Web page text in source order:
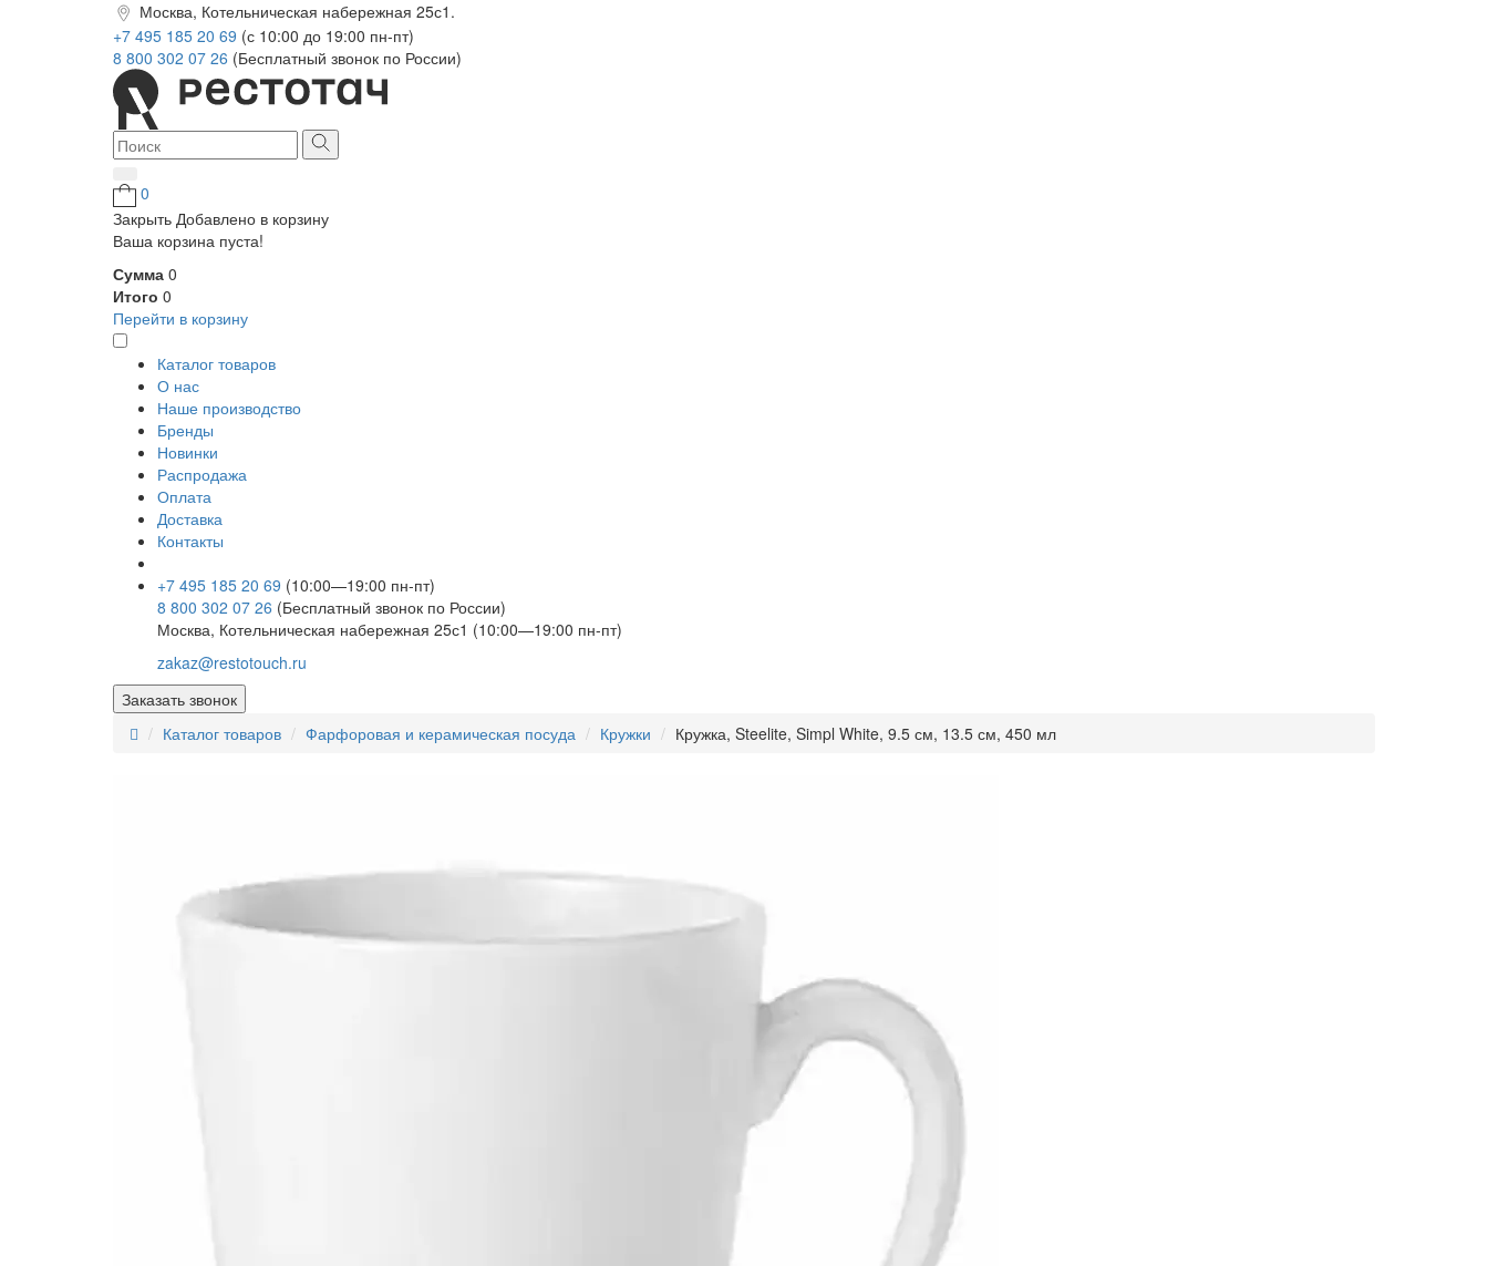
Москва, Котельническая набережная 25с1.
+7 495 185 20 69 (с 10:00 до 19:00 пн-пт)
8 800 302 07 26 (Бесплатный звонок по России)
0
Закрыть Добавлено в корзину
Ваша корзина пуста!
Сумма 0
Итого 0
Перейти в корзину
Каталог товаров
О нас
Наше производство
Бренды
Новинки
Распродажа
Оплата
Доставка
Контакты
+7 495 185 20 69 (10:00—19:00 пн-пт)
8 800 302 07 26 (Бесплатный звонок по России)
Москва, Котельническая набережная 25с1 (10:00—19:00 пн-пт)
zakaz@restotouch.ru
Заказать звонок
Каталог товаров
Фарфоровая и керамическая посуда Кружки Кружка, Steelite, Simpl White, 9.5 см, 13.5 см, 450 мл